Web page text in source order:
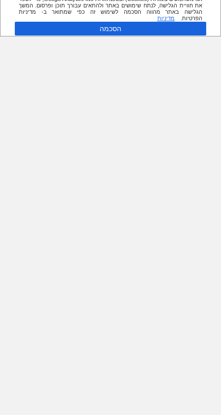
את חוויית הגלישה, לנתח שימושים באתר ולהתאים עבורך תוכן ופרסום. המשך
הגלישה באתר מהווה הסכמה לשימוש זה כפי שמתואר ב- מדיניות
הפרטיות.
מדיניות
הסכמה